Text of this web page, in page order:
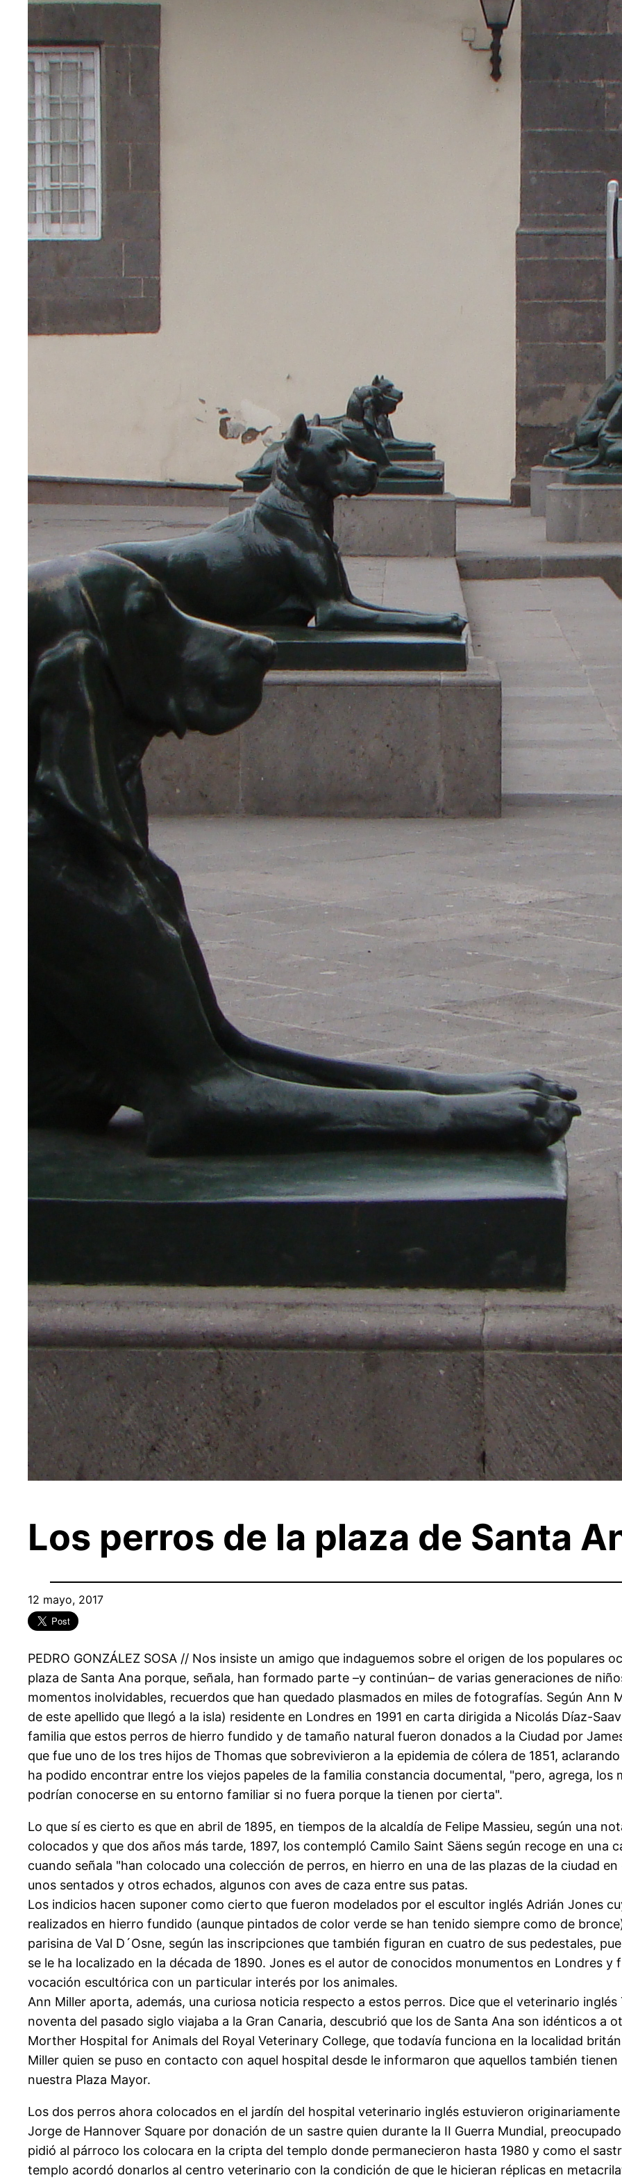
Los perros de la plaza de Santa
12 mayo, 2017
PEDRO GONZÁLEZ SOSA // Nos insiste un amigo que indaguemos sobre el origen de los populares
plaza de Santa Ana porque, señala, han formado parte –y continúan– de varias generaciones de
momentos inolvidables, recuerdos que han quedado plasmados en miles de fotografías. Según Ann
de este apellido que llegó a la isla) residente en Londres en 1991 en carta dirigida a Nicolás Díaz-
familia que estos perros de hierro fundido y de tamaño natural fueron donados a la Ciudad por
que fue uno de los tres hijos de Thomas que sobrevivieron a la epidemia de cólera de 1851,
ha podido encontrar entre los viejos papeles de la familia constancia documental, "pero, agrega,
podrían conocerse en su entorno familiar si no fuera porque la tienen por cierta".
Lo que sí es cierto es que en abril de 1895, en tiempos de la alcaldía de Felipe Massieu, según una
colocados y que dos años más tarde, 1897, los contempló Camilo Saint Säens según recoge en una
cuando señala "han colocado una colección de perros, en hierro en una de las plazas de la ciudad
unos sentados y otros echados, algunos con aves de caza entre sus patas.
Los indicios hacen suponer como cierto que fueron modelados por el escultor inglés Adrián Jones
realizados en hierro fundido (aunque pintados de color verde se han tenido siempre como de
parisina de Val D´Osne, según las inscripciones que también figuran en cuatro de sus pedestales,
se le ha localizado en la década de 1890. Jones es el autor de conocidos monumentos en Londres
vocación escultórica con un particular interés por los animales.
Ann Miller aporta, además, una curiosa noticia respecto a estos perros. Dice que el veterinario
noventa del pasado siglo viajaba a la Gran Canaria, descubrió que los de Santa Ana son idénticos a
Morther Hospital for Animals del Royal Veterinary College, que todavía funciona en la localidad
Miller quien se puso en contacto con aquel hospital desde le informaron que aquellos también
nuestra Plaza Mayor.
Los dos perros ahora colocados en el jardín del hospital veterinario inglés estuvieron
Jorge de Hannover Square por donación de un sastre quien durante la II Guerra Mundial,
pidió al párroco los colocara en la cripta del templo donde permanecieron hasta 1980 y como el
templo acordó donarlos al centro veterinario con la condición de que le hicieran réplicas en